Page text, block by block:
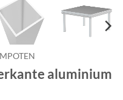
aluminium